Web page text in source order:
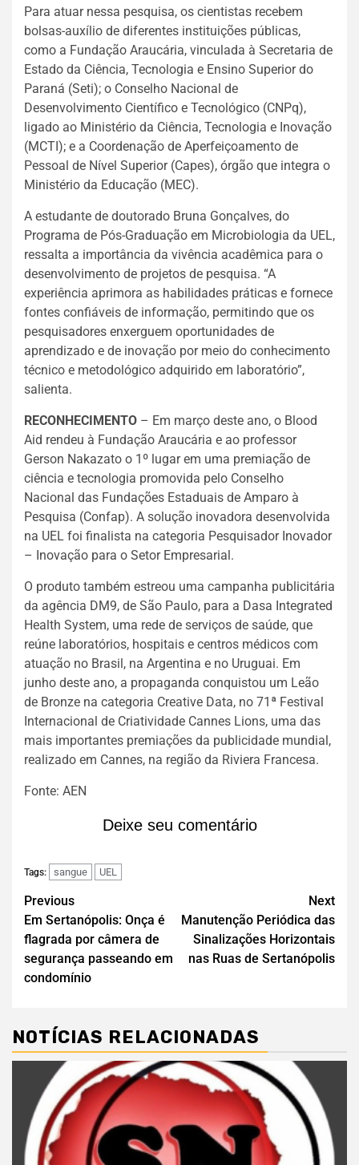
Para atuar nessa pesquisa, os cientistas recebem
bolsas-auxílio de diferentes instituições públicas,
como a Fundação Araucária, vinculada à Secretaria de
Estado da Ciência, Tecnologia e Ensino Superior do
Paraná (Seti); o Conselho Nacional de
Desenvolvimento Científico e Tecnológico (CNPq),
ligado ao Ministério da Ciência, Tecnologia e Inovação
(MCTI); e a Coordenação de Aperfeiçoamento de
Pessoal de Nível Superior (Capes), órgão que integra o
Ministério da Educação (MEC).
A estudante de doutorado Bruna Gonçalves, do
Programa de Pós-Graduação em Microbiologia da UEL,
ressalta a importância da vivência acadêmica para o
desenvolvimento de projetos de pesquisa. “A
experiência aprimora as habilidades práticas e fornece
fontes confiáveis de informação, permitindo que os
pesquisadores enxerguem oportunidades de
aprendizado e de inovação por meio do conhecimento
técnico e metodológico adquirido em laboratório”,
salienta.
RECONHECIMENTO – Em março deste ano, o Blood
Aid rendeu à Fundação Araucária e ao professor
Gerson Nakazato o 1º lugar em uma premiação de
ciência e tecnologia promovida pelo Conselho
Nacional das Fundações Estaduais de Amparo à
Pesquisa (Confap). A solução inovadora desenvolvida
na UEL foi finalista na categoria Pesquisador Inovador
– Inovação para o Setor Empresarial.
O produto também estreou uma campanha publicitária
da agência DM9, de São Paulo, para a Dasa Integrated
Health System, uma rede de serviços de saúde, que
reúne laboratórios, hospitais e centros médicos com
atuação no Brasil, na Argentina e no Uruguai. Em
junho deste ano, a propaganda conquistou um Leão
de Bronze na categoria Creative Data, no 71ª Festival
Internacional de Criatividade Cannes Lions, uma das
mais importantes premiações da publicidade mundial,
realizado em Cannes, na região da Riviera Francesa.
Fonte: AEN
Deixe seu comentário
Tags: sangue UEL
Previous
Em Sertanópolis: Onça é
flagrada por câmera de
segurança passeando em
condomínio
Next
Manutenção Periódica das
Sinalizações Horizontais
nas Ruas de Sertanópolis
NOTÍCIAS RELACIONADAS